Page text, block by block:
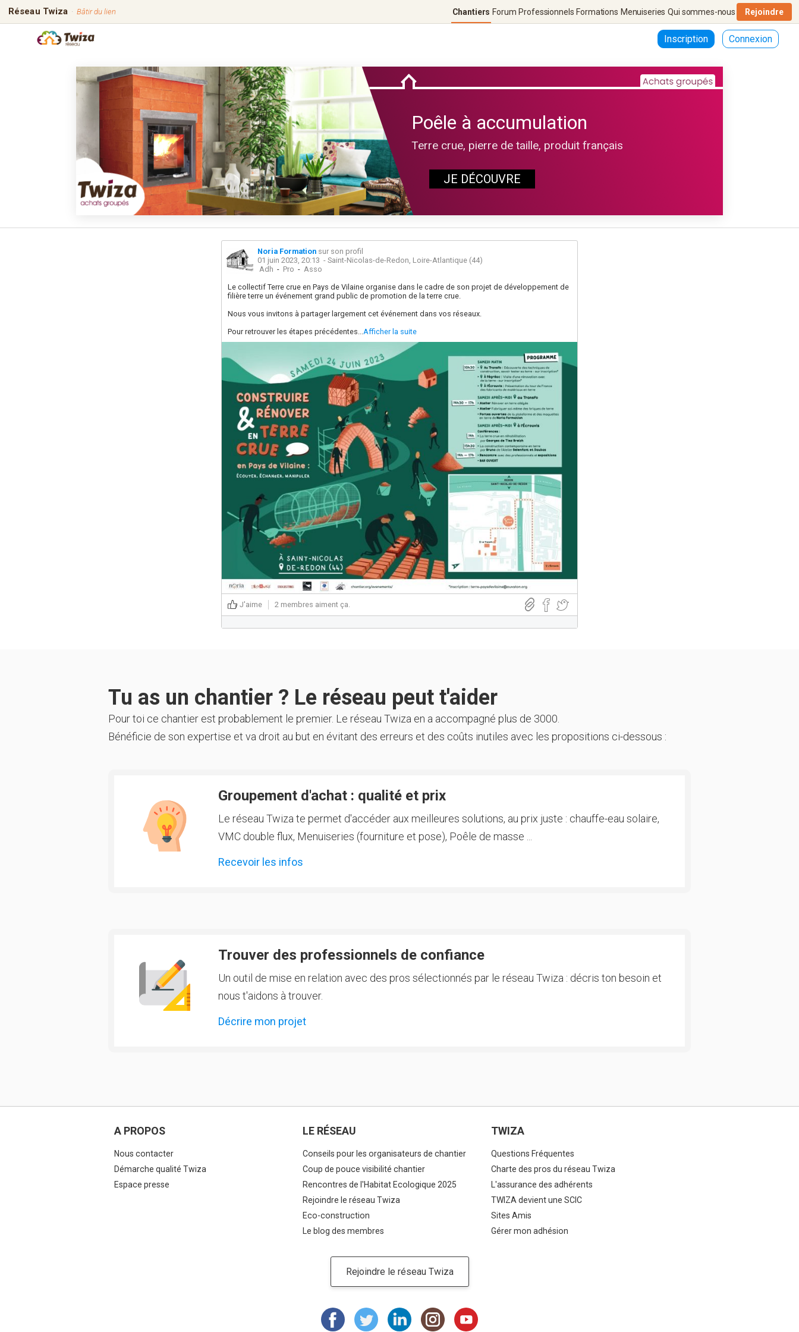
Réseau Twiza · Bâtir du lien Chantiers Forum Professionnels Formations Menuiseries Qui sommes-nous Rejoindre
Inscription Connexion
Poêle à accumulation
Terre crue, pierre de taille, produit français
JE DÉCOUVRE
Noria Formation sur son profil
01 juin 2023, 20:13 - Saint-Nicolas-de-Redon, Loire-Atlantique (44)
Adh - Pro - Asso
Le collectif Terre crue en Pays de Vilaine organise dans le cadre de son projet de développement de
filière terre un événement grand public de promotion de la terre crue.
Nous vous invitons à partager largement cet événement dans vos réseaux.
Pour retrouver les étapes précédentes...Afficher la suite
J'aime 2 membres aiment ça.
Tu as un chantier ? Le réseau peut t'aider
Pour toi ce chantier est probablement le premier. Le réseau Twiza en a accompagné plus de 3000.
Bénéficie de son expertise et va droit au but en évitant des erreurs et des coûts inutiles avec les propositions ci-dessous :
Groupement d'achat : qualité et prix
Le réseau Twiza te permet d'accéder aux meilleures solutions, au prix juste : chauffe-eau solaire,
VMC double flux, Menuiseries (fourniture et pose), Poêle de masse ...
Recevoir les infos
Trouver des professionnels de confiance
Un outil de mise en relation avec des pros sélectionnés par le réseau Twiza : décris ton besoin et
nous t'aidons à trouver.
Décrire mon projet
A PROPOS
Nous contacter
Démarche qualité Twiza
Espace presse
LE RÉSEAU
Conseils pour les organisateurs de chantier
Coup de pouce visibilité chantier
Rencontres de l'Habitat Ecologique 2025
Rejoindre le réseau Twiza
Eco-construction
Le blog des membres
TWIZA
Questions Fréquentes
Charte des pros du réseau Twiza
L'assurance des adhérents
TWIZA devient une SCIC
Sites Amis
Gérer mon adhésion
Rejoindre le réseau Twiza